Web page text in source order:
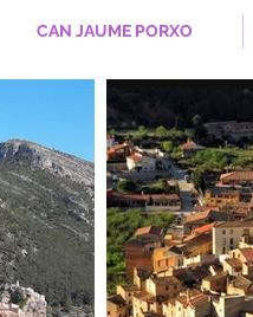
CAN JAUME PORXO